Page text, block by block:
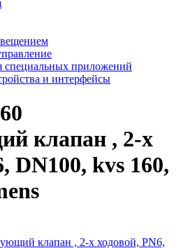
специальных приложений
и интерфейсы
клапан , 2-х
DN100, kvs 160,